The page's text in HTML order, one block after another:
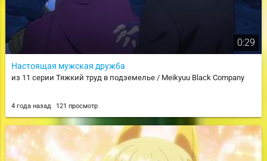
0:29
Настоящая мужская дружба
из 11 серии Тяжкий труд в подземелье / Meikyuu Black Company
4 года назад 121 просмотр